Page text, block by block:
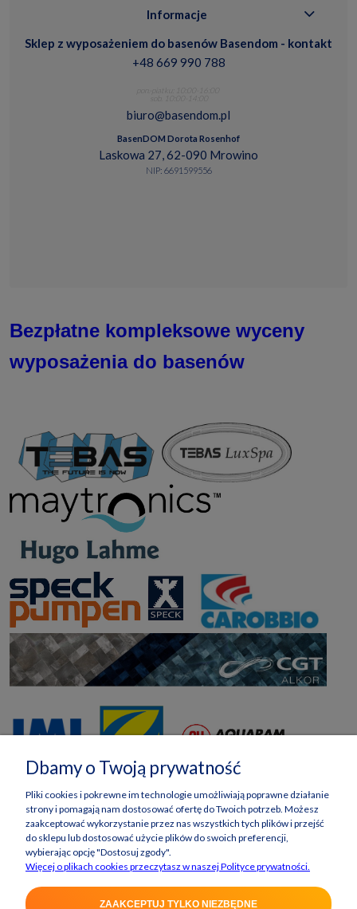
Informacje
Sklep z wyposażeniem do basenów Basendom - kontakt
+48 669 990 788
biuro@basendom.pl
BasenDOM Dorota Rosenhof
Laskowa 27, 62-090 Mrowino
NIP: 6691599556
Bezpłatne kompleksowe wyceny
wyposażenia do basenów
Dbamy o Twoją prywatność
Pliki cookies i pokrewne im technologie umożliwiają poprawne działanie
strony i pomagają nam dostosować ofertę do Twoich potrzeb. Możesz
zaakceptować wykorzystanie przez nas wszystkich tych plików i przejść
do sklepu lub dostosować użycie plików do swoich preferencji,
wybierając opcję "Dostosuj zgody".
Więcej o plikach cookies przeczytasz w naszej Polityce prywatności.
ZAAKCEPTUJ TYLKO NIEZBĘDNE